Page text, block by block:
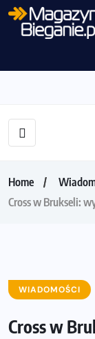
Home
Cross w Brukseli:
WIADOMOŚCI
Cross w